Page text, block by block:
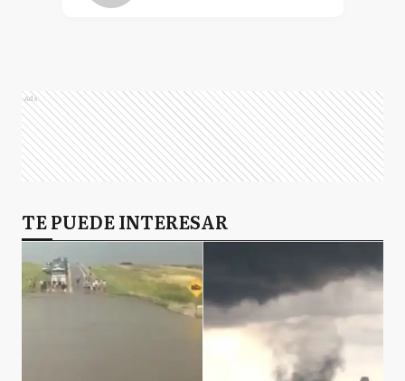
L Lincoln
P Pehuajó
Ads
TE PUEDE INTERESAR